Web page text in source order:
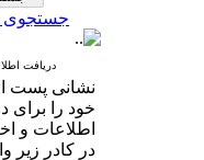
جستجوی
دریافت
نشانی پست
خود را برای
اطلاعات و
در کادر زیر